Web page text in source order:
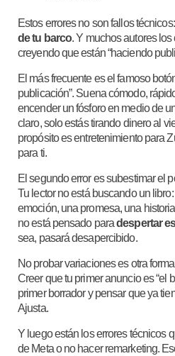
Estos errores no son fallos
de tu barco. Y muchos autores
creyendo que están “haciendo
El más frecuente es el famoso
publicación”. Suena cómodo,
encender un fósforo en medio de
claro, solo estás tirando dinero al
propósito es entretenimiento para
para ti.
El segundo error es subestimar el
Tu lector no está buscando un
emoción, una promesa, una
no está pensado paradespertar
sea, pasará desapercibido.
No probar variaciones es otra
Creer que tu primer anuncio es “el
primer borrador y pensar que ya
Ajusta.
Y luego están los errores técnicos
de Meta o no hacer remarketing.